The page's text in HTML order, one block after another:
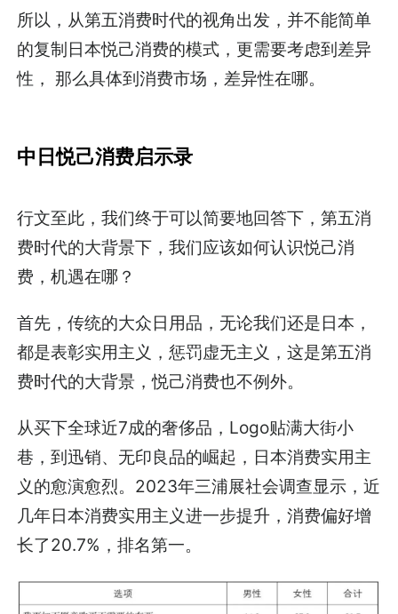
所以，从第五消费时代的视角出发，并不能简单
的复制日本悦己消费的模式，更需要考虑到差异
性， 那么具体到消费市场，差异性在哪。
中日悦己消费启示录
行文至此，我们终于可以简要地回答下，第五消
费时代的大背景下，我们应该如何认识悦己消
费，机遇在哪？
首先，传统的大众日用品，无论我们还是日本，
都是表彰实用主义，惩罚虚无主义 ，这是第五消
费时代的大背景，悦己消费也不例外。
从买下全球近7成的奢侈品，Logo贴满大街小
巷，到迅销、无印良品的崛起，日本消费实用主
义的愈演愈烈。2023年三浦展社会调查显示，近
几年日本消费实用主义进一步提升，消费偏好增
长了20.7%，排名第一。